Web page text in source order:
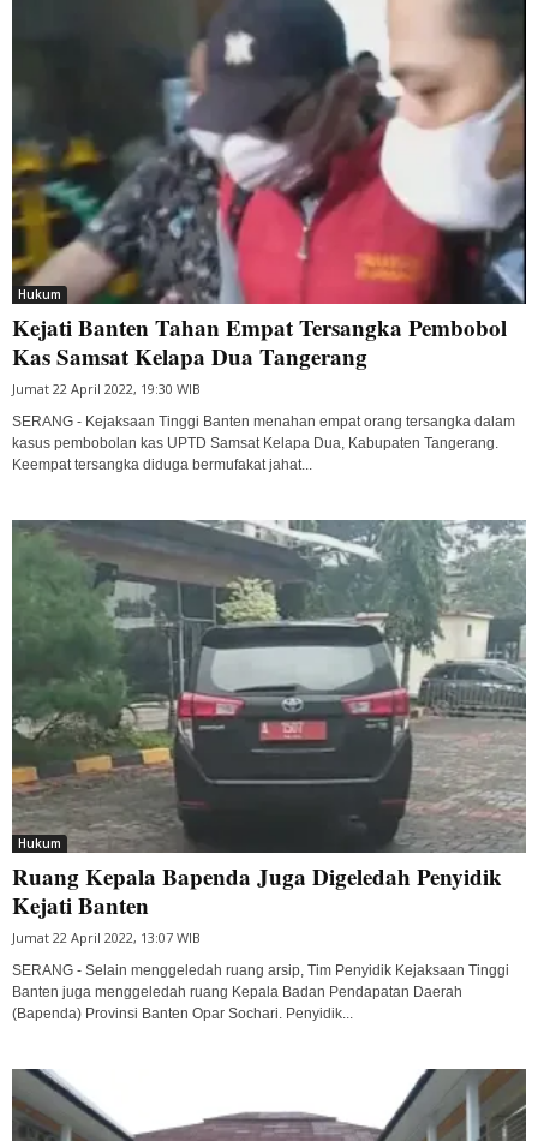
Hukum
Kejati Banten Tahan Empat Tersangka Pembobol
Kas Samsat Kelapa Dua Tangerang
Jumat 22 April 2022, 19:30 WIB
SERANG - Kejaksaan Tinggi Banten menahan empat orang tersangka dalam
kasus pembobolan kas UPTD Samsat Kelapa Dua, Kabupaten Tangerang.
Keempat tersangka diduga bermufakat jahat...
Hukum
Ruang Kepala Bapenda Juga Digeledah Penyidik
Kejati Banten
Jumat 22 April 2022, 13:07 WIB
SERANG - Selain menggeledah ruang arsip, Tim Penyidik Kejaksaan Tinggi
Banten juga menggeledah ruang Kepala Badan Pendapatan Daerah
(Bapenda) Provinsi Banten Opar Sochari. Penyidik...